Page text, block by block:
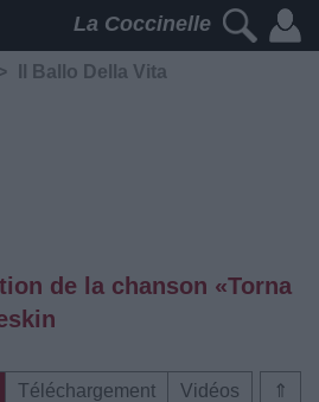
La Coccinelle
Il Ballo Della Vita
de la chanson «Torna
⇑
Téléchargement
Vidéos